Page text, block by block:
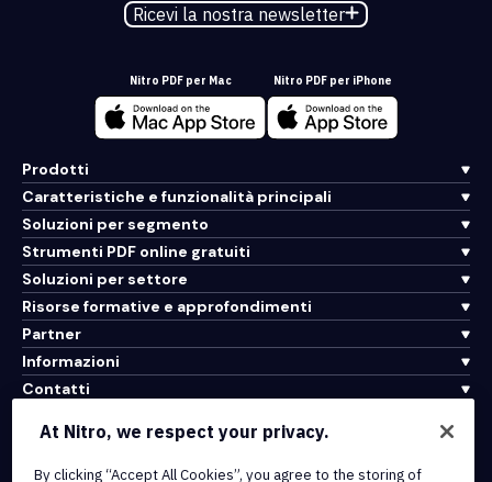
Ricevi la nostra newsletter
Nitro PDF per Mac Nitro PDF per iPhone
Prodotti
Caratteristiche e funzionalità principali
Soluzioni per segmento
Strumenti PDF online gratuiti
Soluzioni per settore
Risorse formative e approfondimenti
Partner
Informazioni
Contatti
Integrazioni e connettività API
At Nitro, we respect your privacy.
By clicking “Accept All Cookies”, you agree to the storing of